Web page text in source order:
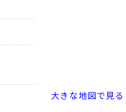
大きな地図で見る